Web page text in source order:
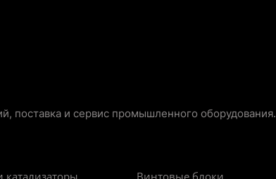
и сервис промышленного оборудования.